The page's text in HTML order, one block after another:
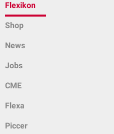
Flexikon
Shop
News
Jobs
CME
Flexa
Piccer